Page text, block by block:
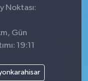
Noktası:
Gün
19:11